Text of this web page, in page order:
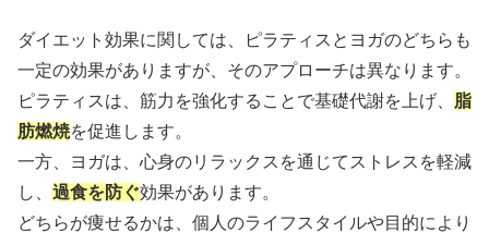
ダイエット効果に関しては、ピラティスとヨガのどちらも
一定の効果がありますが、そのアプローチは異なります。
ピラティスは、筋力を強化することで基礎代謝を上げ、 脂
肪燃焼を促進します。
一方、ヨガは、心身のリラックスを通じてストレスを軽減
し、 過食を防ぐ効果があります。
どちらが痩せるかは、個人のライフスタイルや目的により